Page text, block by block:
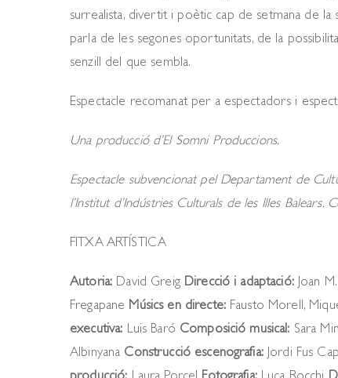
surrealista, divertit i poètic cap de setmana de la
parla de les segones oportunitats, de la
senzill del que sembla.
Espectacle recomanat per a espectadors i
Una producció d’El Somni Produccions.
Espectacle subvencionat pel Departament de
l’Institut d’Indústries Culturals de les Illes Balears.
FITXA ARTÍSTICA
Autoria: David Greig Direcció i adaptació:Joan
Fregapane Músics en directe:Fausto Morell,
executiva: Luis Baró Composició musical: Sara
Albinyana Construcció escenografia:Jordi Fus Cap